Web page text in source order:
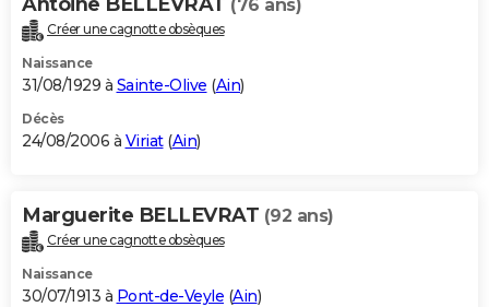
(76 ans)
Créer une cagnotte obsèques
Naissance
31/08/1929 à Sainte-Olive (Ain)
Décès
24/08/2006 à Viriat(Ain)
Marguerite BELLEVRAT (92 ans)
Créer une cagnotte obsèques
Naissance
30/07/1913 à Pont-de-Veyle (Ain)